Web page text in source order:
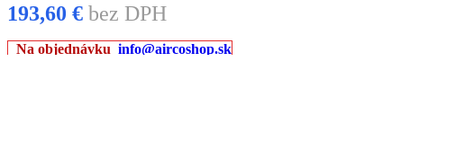
193,60 € bez DPH
Na objednávku info@aircoshop.sk